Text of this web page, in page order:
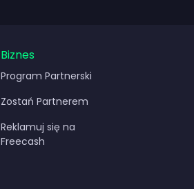
Biznes
Program Partnerski
Zostań Partnerem
Reklamuj się na
Freecash